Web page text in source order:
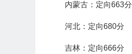
内蒙古：定向663分
河北：定向680分
吉林：定向666分